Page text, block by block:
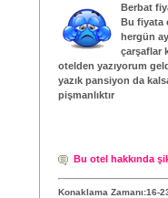
Berbat
Bu fiyata
hergün
çarşaflar
otelden yazıyorum
yazık pansiyon da
pişmanlıktır
Bu otel hakkında
Konaklama Zamanı:16-